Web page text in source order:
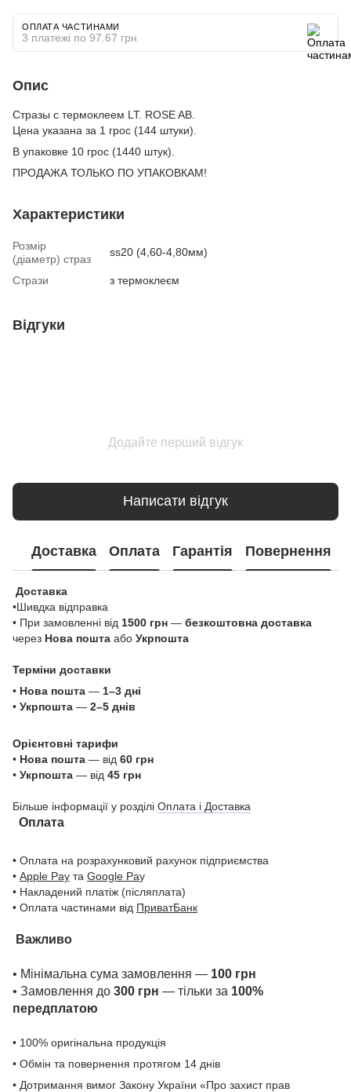
ОПЛАТА ЧАСТИНАМИ
3 платежі по 97.67 грн
Опис
Стразы с термоклеем LT. ROSE AB.
Цена указана за 1 грос (144 штуки).
В упаковке 10 грос (1440 штук).
ПРОДАЖА ТОЛЬКО ПО УПАКОВКАМ!
Характеристики
Розмір
(діаметр) страз
ss20 (4,60-4,80мм)
Стрази з термоклеєм
Відгуки
Додайте перший відгук
Написати відгук
Доставка Оплата Гарантія Повернення
Доставка
•Шивдка відправка
• При замовленні від 1500 грн — безкоштовна доставка
через Нова пошта або Укрпошта
Терміни доставки
• Нова пошта — 1–3 дні
• Укрпошта — 2–5 днів
Орієнтовні тарифи
• Нова пошта — від 60 грн
• Укрпошта — від 45 грн
Більше інформації у розділі Оплата і Доставка
Оплата
• Оплата на розрахунковий рахунок підприємства
• Apple Pay та Google Pay
• Накладений платіж (післяплата)
• Оплата частинами від ПриватБанк
Важливо
• Мінімальна сума замовлення — 100 грн
• Замовлення до 300 грн — тільки за 100%
передплатою
• 100% оригінальна продукція
• Обмін та повернення протягом 14 днів
• Дотримання вимог Закону України «Про захист прав